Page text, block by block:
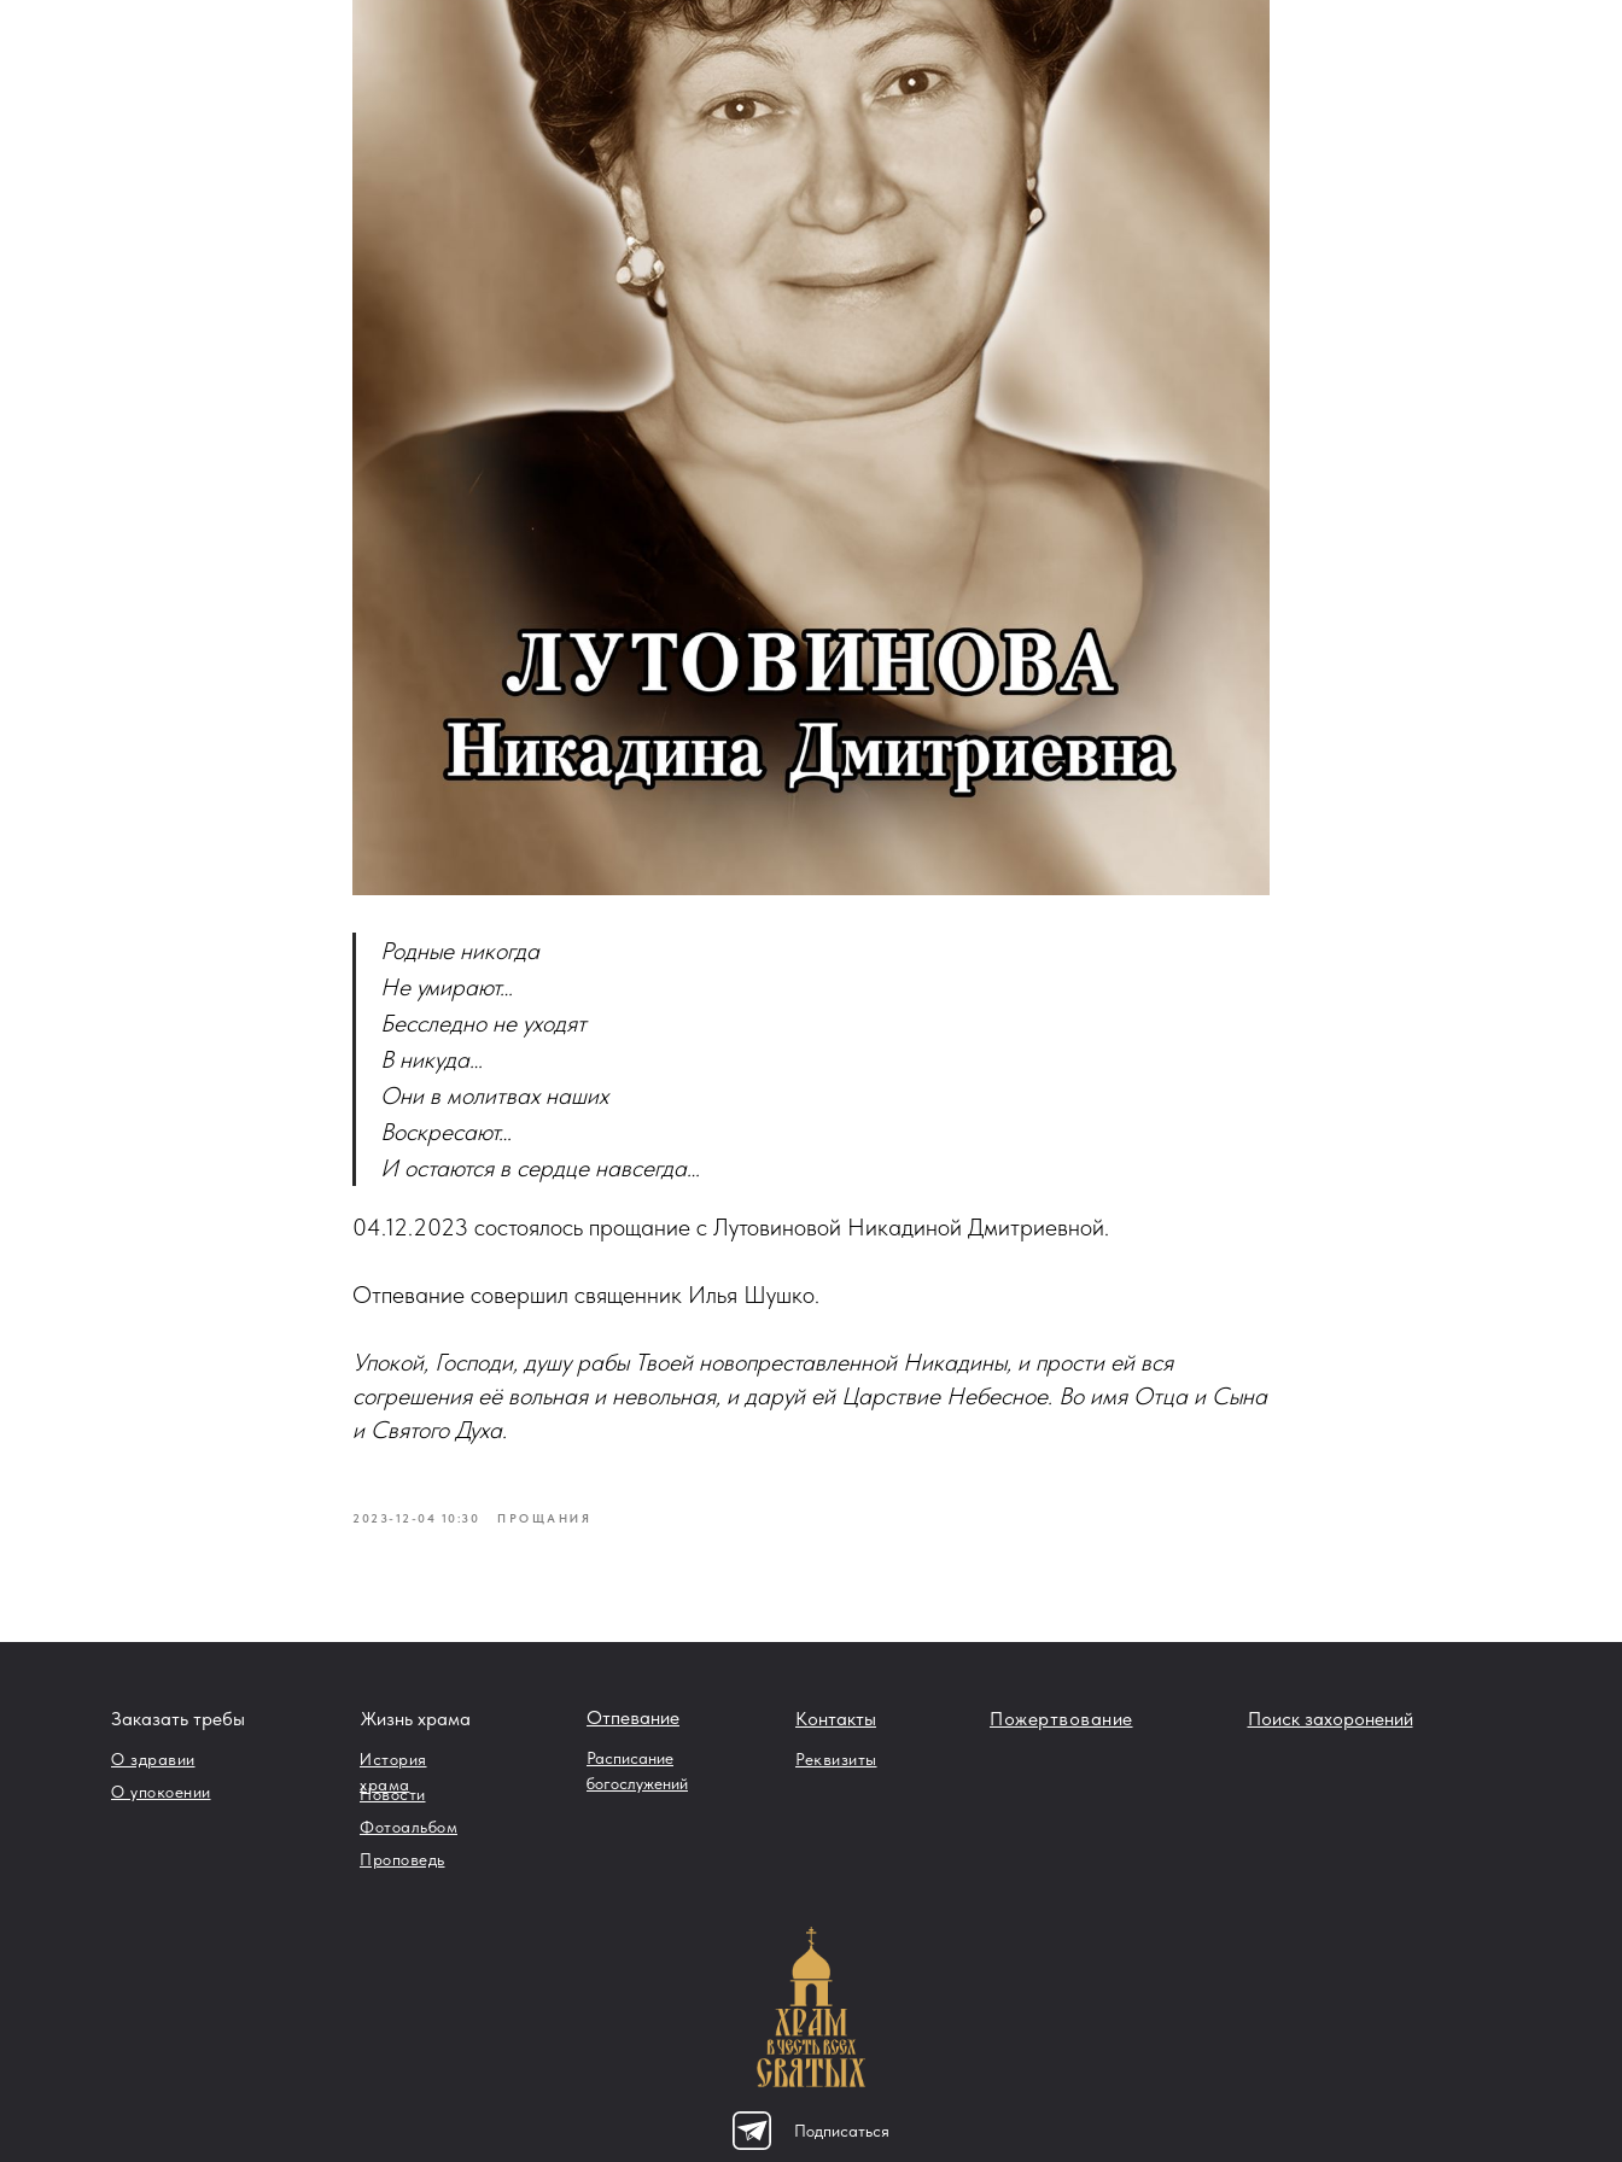
Родные никогда
Не умирают…
Бесследно не уходят
В никуда…
Они в молитвах наших
Воскресают…
И остаются в сердце навсегда…
04.12.2023 состоялось прощание с Лутовиновой Никадиной Дмитриевной.
Отпевание совершил священник Илья Шушко.
Упокой, Господи, душу рабы Твоей новопреставленной Никадины, и прости ей вся
согрешения её вольная и невольная, и даруй ей Царствие Небесное. Во имя Отца и Сына
и Святого Духа.
2023-12-04 10:30 ПРОЩАНИЯ
Заказать требы
О здравии
Подписаться
О упокоении
Жизнь храма
Проповедь
История
храма
Новости
Контакты
Реквизиты
Поиск захоронений
Пожертвование
Фотоальбом
Расписание
богослужений
Отпевание